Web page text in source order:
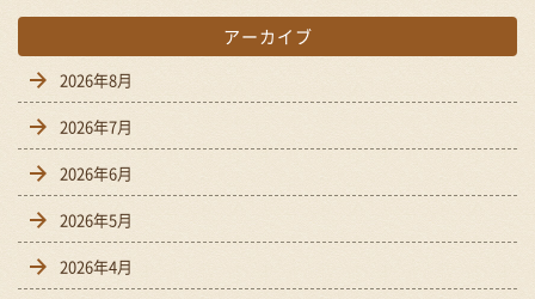
アーカイブ
2026年8月
2026年7月
2026年6月
2026年5月
2026年4月